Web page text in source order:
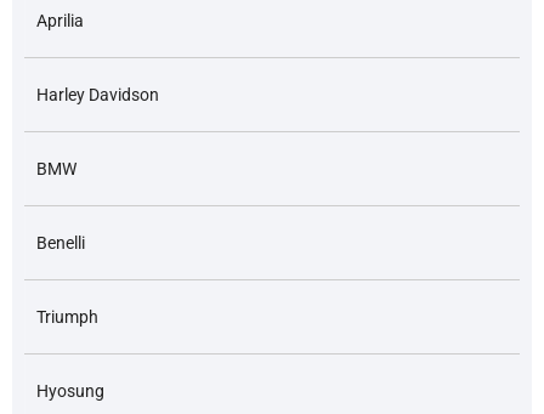
Aprilia
Harley Davidson
BMW
Benelli
Triumph
Hyosung